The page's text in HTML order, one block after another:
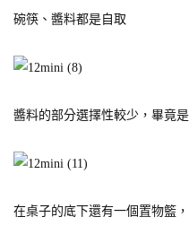
碗筷、醬料都是自取
醬料的部分選擇性較少，畢竟
在桌子的底下還有一個置物籃